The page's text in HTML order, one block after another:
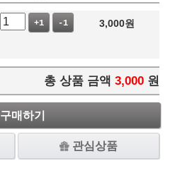
+1 -1 3,000원
총 상품 금액 3,000 원
구매하기
관심상품